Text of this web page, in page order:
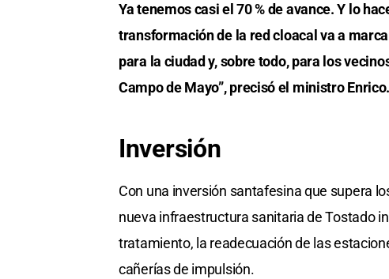
Ya tenemos casi el 70 % de avance. Y lo
transformación de la red cloacal va a
para la ciudad y, sobre todo, para los
Campo de Mayo”, precisó el ministro Enrico.
Inversión
Con una inversión santafesina que supera
nueva infraestructura sanitaria de Tostado
tratamiento, la readecuación de las
cañerías de impulsión.